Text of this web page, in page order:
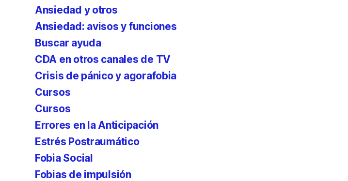
Ansiedad y otros
Ansiedad: avisos y funciones
Buscar ayuda
CDA en otros canales de TV
Crisis de pánico y agorafobia
Cursos
Cursos
Errores en la Anticipación
Estrés Postraumático
Fobia Social
Fobias de impulsión